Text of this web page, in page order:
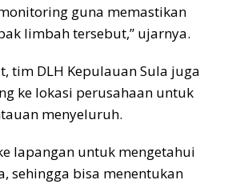
guna memastikan
limbah tersebut,” ujarnya.
tim DLH Kepulauan Sula juga
ke lokasi perusahaan untuk
menyeluruh.
lapangan untuk mengetahui
sehingga bisa menentukan